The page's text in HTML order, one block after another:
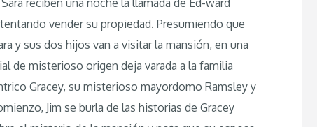
reciben una noche la llamada de Ed-ward
vender su propiedad. Presumiendo que
y sus dos hijos van a visitar la mansión, en una
de misterioso origen deja varada a la familia
Gracey, su misterioso mayordomo Ramsley y
Jim se burla de las historias de Gracey